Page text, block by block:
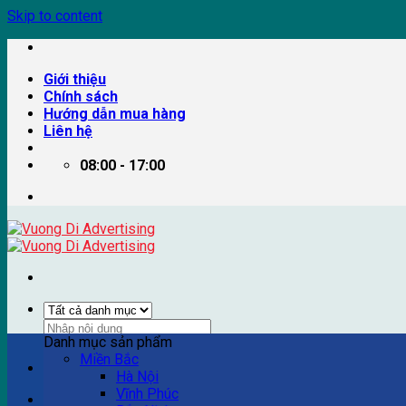
Skip to content
Giới thiệu
Chính sách
Hướng dẫn mua hàng
Liên hệ
08:00 - 17:00
Ví dụ: Billboard quảng cáo, pano quảng cáo, quảng cáo
Danh mục sản phẩm
Miền Bắc
Hà Nội
Vĩnh Phúc